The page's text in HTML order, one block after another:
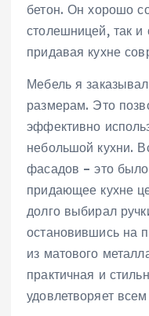
бетон. Он хорошо
столешницей, так
придавая кухне
Мебель я
размерам. Это
эффективно
небольшой кухни.
фасадов – это
придающее кухне
долго выбирал
остановившись на
из матового
практичная и
удовлетворяет